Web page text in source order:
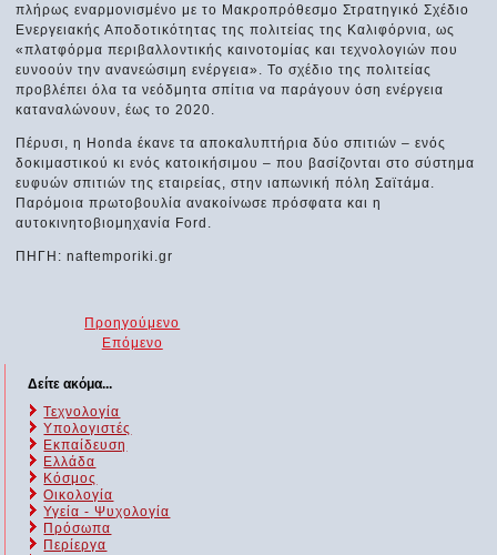
πλήρως εναρμονισμένο με το Μακροπρόθεσμο Στρατηγικό Σχέδιο
Ενεργειακής Αποδοτικότητας της πολιτείας της Καλιφόρνια, ως
«πλατφόρμα περιβαλλοντικής καινοτομίας και τεχνολογιών που
ευνοούν την ανανεώσιμη ενέργεια». Το σχέδιο της πολιτείας
προβλέπει όλα τα νεόδμητα σπίτια να παράγουν όση ενέργεια
καταναλώνουν, έως το 2020.
Πέρυσι, η Honda έκανε τα αποκαλυπτήρια δύο σπιτιών – ενός
δοκιμαστικού κι ενός κατοικήσιμου – που βασίζονται στο σύστημα
ευφυών σπιτιών της εταιρείας, στην ιαπωνική πόλη Σαϊτάμα.
Παρόμοια πρωτοβουλία ανακοίνωσε πρόσφατα και η
αυτοκινητοβιομηχανία Ford.
ΠΗΓΗ: naftemporiki.gr
Προηγούμενο
Επόμενο
Δείτε ακόμα...
Τεχνολογία
Υπολογιστές
Εκπαίδευση
Ελλάδα
Κόσμος
Οικολογία
Υγεία - Ψυχολογία
Πρόσωπα
Περίεργα